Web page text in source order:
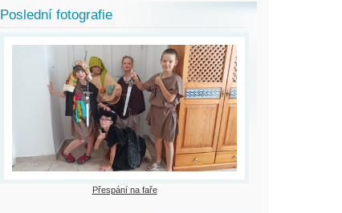
Poslední fotografie
Přespání na faře